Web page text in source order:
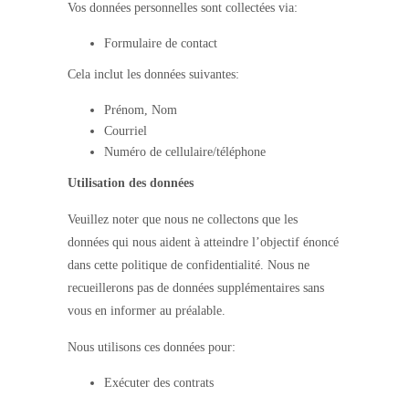
Vos données personnelles sont collectées via:
Formulaire de contact
Cela inclut les données suivantes:
Prénom, Nom
Courriel
Numéro de cellulaire/téléphone
Utilisation des données
Veuillez noter que nous ne collectons que les
données qui nous aident à atteindre l’objectif énoncé
dans cette politique de confidentialité. Nous ne
recueillerons pas de données supplémentaires sans
vous en informer au préalable.
Nous utilisons ces données pour:
Exécuter des contrats